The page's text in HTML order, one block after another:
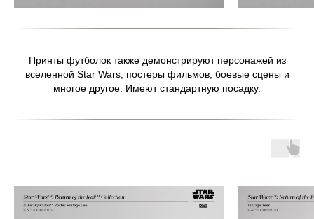
Принты футболок также демонстрируют персонажей из
вселенной Star Wars, постеры фильмов, боевые сцены и
многое другое. Имеют стандартную посадку.